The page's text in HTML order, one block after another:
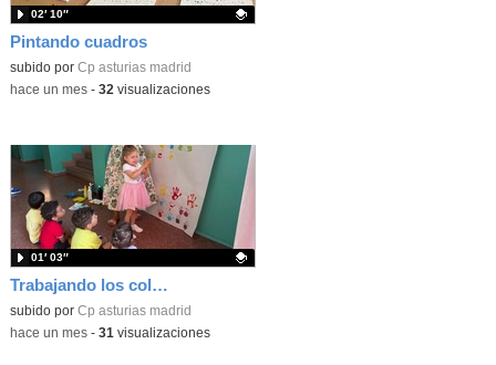
Pintando cuadros
Contenido educativo.
subido por Cp asturias madrid
02′ 10″
-hace un mes- 32 visualizaciones
Trabajando los colores en 3 años
Contenido educativo.
subido por Cp asturias madrid
01′ 03″
-hace un mes- 31 visualizaciones